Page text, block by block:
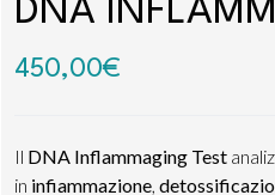
DNA
450,00€
Il DNA Inflammaging Test
in infiammazione,